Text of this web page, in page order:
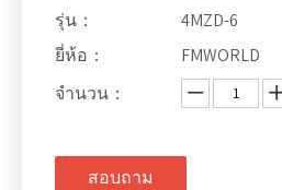
รุ่น：
4MZD-6
ยี่ห้อ：
FMWORLD
จำนวน：
สอบถาม